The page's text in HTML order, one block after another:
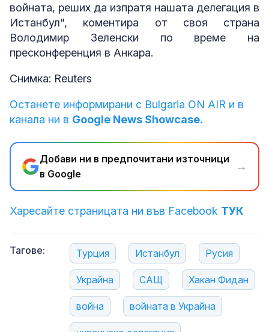
войната, реших да изпратя нашата делегация в
Истанбул", коментира от своя страна
Володимир Зеленски по време на
пресконференция в Анкара.
Снимка: Reuters
Останете информирани с Bulgaria ON AIR и в
канала ни в Google News Showcase.
Добави ни в предпочитани източници
в Google
→
Харесайте страницата ни във Facebook ТУК
Тагове: Турция Истанбул Русия
Украйна САЩ Хакан Фидан
война войната в Украйна